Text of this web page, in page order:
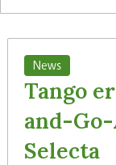
News
Tango
and-
Selecta